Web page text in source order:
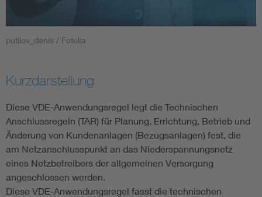
Smart Cities
Blitzschutz: DIN EN 62305 in der Übersicht
Circular Economy für mehr Ressourceneffizienz
Cybersecurity in der Industrieautomatisierung
DIN VDE 0100 für sichere Elektroinstallationen
putilov_denis / Fotolia
Kurzdarstellung
Diese VDE-Anwendungsregel legt die Technischen
Anschlussregeln (TAR) für Planung, Errichtung, Betrieb und
Änderung von Kundenanlagen (Bezugsanlagen) fest, die
am Netzanschlusspunkt an das Niederspannungsnetz
eines Netzbetreibers der allgemeinen Versorgung
angeschlossen werden.
Diese VDE-Anwendungsregel fasst die technischen